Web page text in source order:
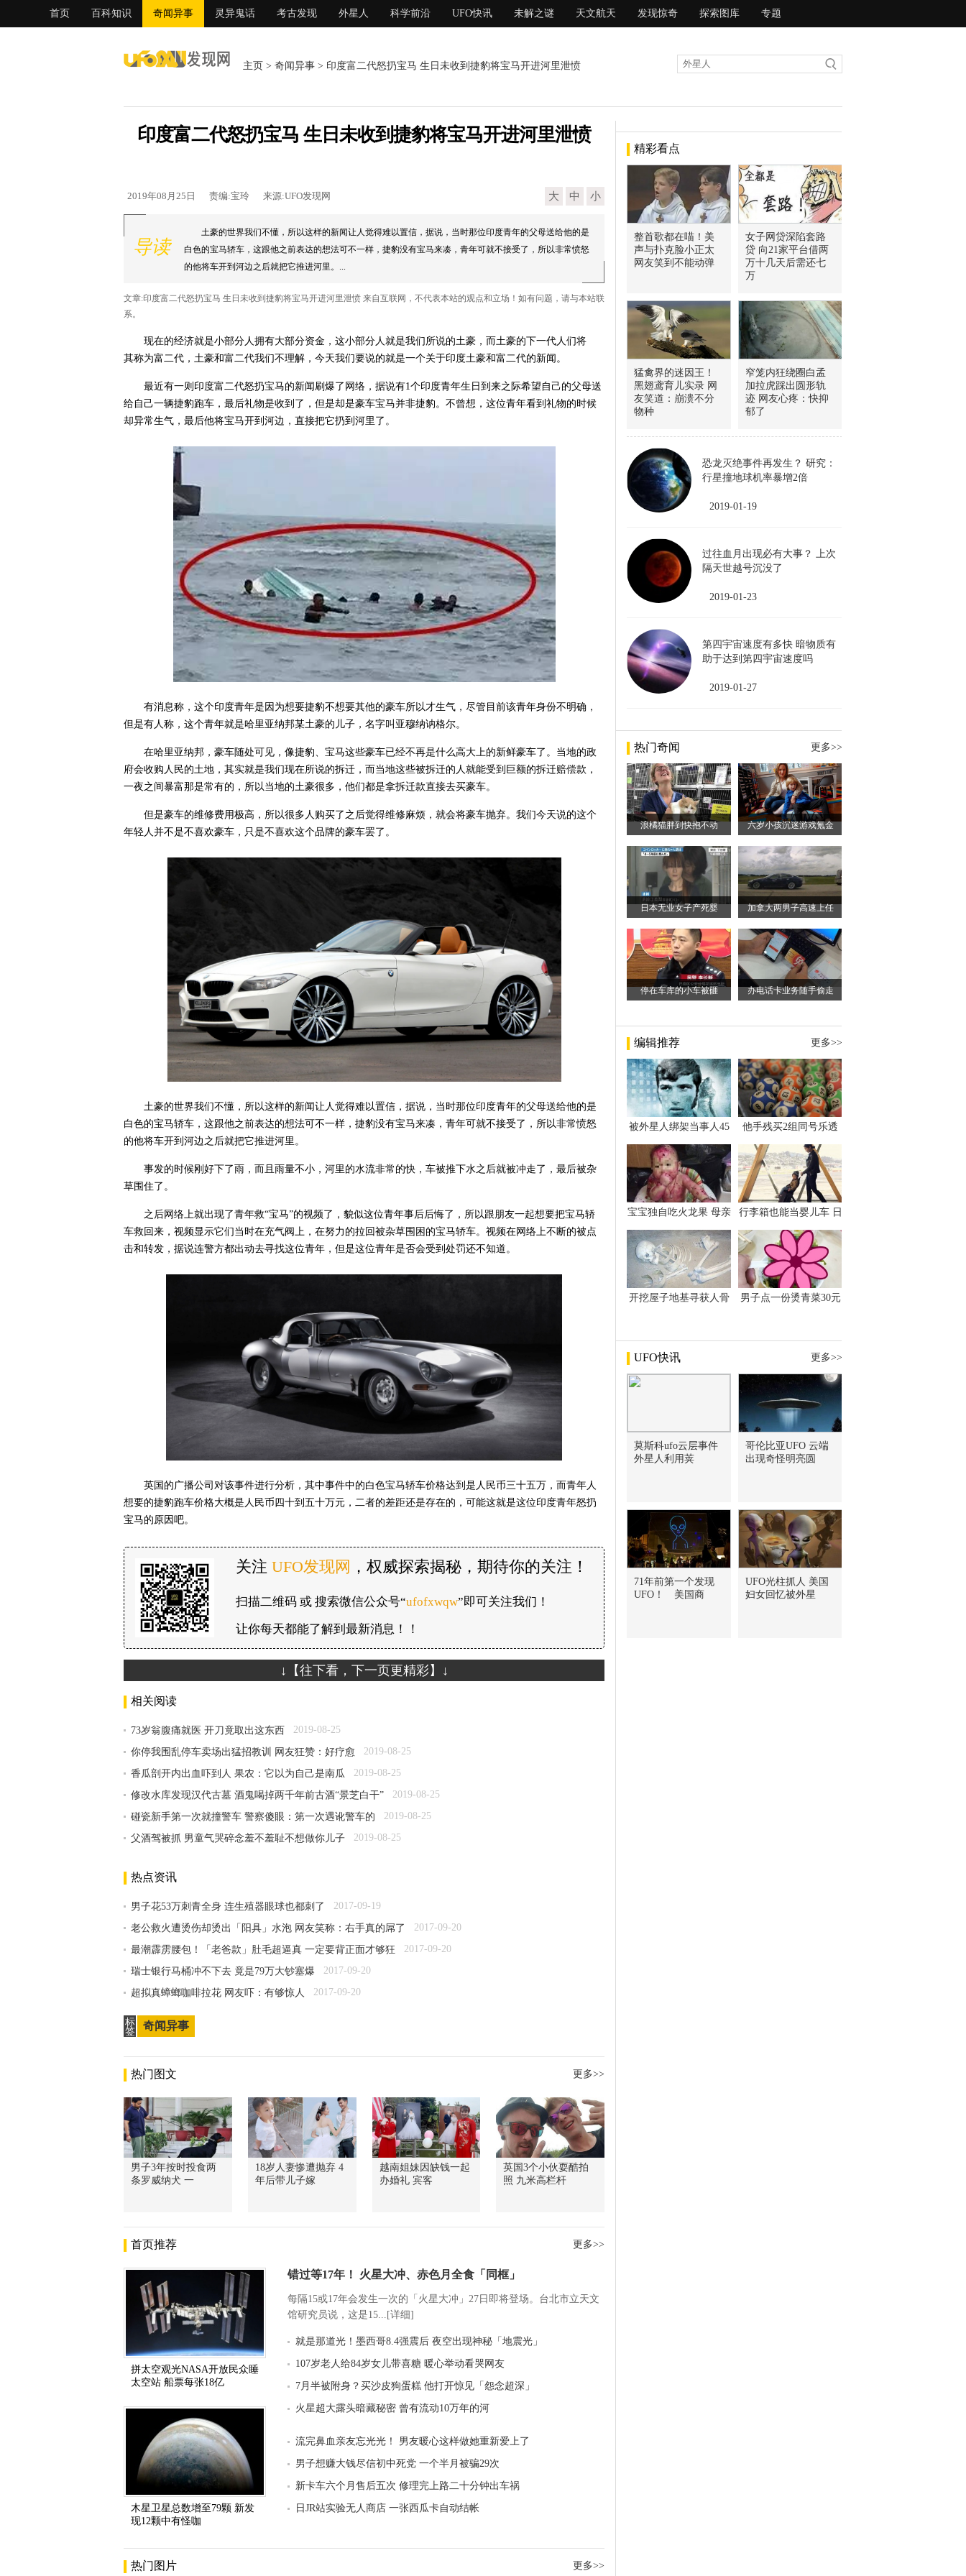
首页 百科知识 奇闻异事 灵异鬼话 考古发现 外星人 科学前沿 UFO快讯 未解之谜 天文航天 发现惊奇 探索图库 专题
主页 > 奇闻异事 > 印度富二代怒扔宝马 生日未收到捷豹将宝马开进河里泄愤
印度富二代怒扔宝马 生日未收到捷豹将宝马开进河里泄愤
2019年08月25日 责编:宝玲 来源:UFO发现网 大 中 小
导读
土豪的世界我们不懂，所以这样的新闻让人觉得难以置信，据说，当时那位印度青年的父母送给他的是
白色的宝马轿车，这跟他之前表达的想法可不一样，捷豹没有宝马来凑，青年可就不接受了，所以非常愤怒
的他将车开到河边之后就把它推进河里。...
文章:印度富二代怒扔宝马 生日未收到捷豹将宝马开进河里泄愤 来自互联网，不代表本站的观点和立场！如有问题，请与本站联
系。
现在的经济就是小部分人拥有大部分资金，这小部分人就是我们所说的土豪，而土豪的下一代人们将
其称为富二代，土豪和富二代我们不理解，今天我们要说的就是一个关于印度土豪和富二代的新闻。
最近有一则印度富二代怒扔宝马的新闻刷爆了网络，据说有1个印度青年生日到来之际希望自己的父母送
给自己一辆捷豹跑车，最后礼物是收到了，但是却是豪车宝马并非捷豹。不曾想，这位青年看到礼物的时候
却异常生气，最后他将宝马开到河边，直接把它扔到河里了。
有消息称，这个印度青年是因为想要捷豹不想要其他的豪车所以才生气，尽管目前该青年身份不明确，
但是有人称，这个青年就是哈里亚纳邦某土豪的儿子，名字叫亚穆纳讷格尔。
在哈里亚纳邦，豪车随处可见，像捷豹、宝马这些豪车已经不再是什么高大上的新鲜豪车了。当地的政
府会收购人民的土地，其实就是我们现在所说的拆迁，而当地这些被拆迁的人就能受到巨额的拆迁赔偿款，
一夜之间暴富那是常有的，所以当地的土豪很多，他们都是拿拆迁款直接去买豪车。
但是豪车的维修费用极高，所以很多人购买了之后觉得维修麻烦，就会将豪车抛弃。我们今天说的这个
年轻人并不是不喜欢豪车，只是不喜欢这个品牌的豪车罢了。
土豪的世界我们不懂，所以这样的新闻让人觉得难以置信，据说，当时那位印度青年的父母送给他的是
白色的宝马轿车，这跟他之前表达的想法可不一样，捷豹没有宝马来凑，青年可就不接受了，所以非常愤怒
的他将车开到河边之后就把它推进河里。
事发的时候刚好下了雨，而且雨量不小，河里的水流非常的快，车被推下水之后就被冲走了，最后被杂
草围住了。
之后网络上就出现了青年救“宝马”的视频了，貌似这位青年事后后悔了，所以跟朋友一起想要把宝马轿
车救回来，视频显示它们当时在充气阀上，在努力的拉回被杂草围困的宝马轿车。视频在网络上不断的被点
击和转发，据说连警方都出动去寻找这位青年，但是这位青年是否会受到处罚还不知道。
英国的广播公司对该事件进行分析，其中事件中的白色宝马轿车价格达到是人民币三十五万，而青年人
想要的捷豹跑车价格大概是人民币四十到五十万元，二者的差距还是存在的，可能这就是这位印度青年怒扔
宝马的原因吧。
关注 UFO发现网 ，权威探索揭秘，期待你的关注！
扫描二维码 或 搜索微信公众号“ufofxwqw”即可关注我们！
让你每天都能了解到最新消息！！
↓【往下看，下一页更精彩】↓
相关阅读
73岁翁腹痛就医 开刀竟取出这东西 2019-08-25
你停我围乱停车卖场出猛招教训 网友狂赞：好疗愈 2019-08-25
香瓜剖开内出血吓到人 果农：它以为自己是南瓜 2019-08-25
修改水库发现汉代古墓 酒鬼喝掉两千年前古酒“景芝白干” 2019-08-25
碰瓷新手第一次就撞警车 警察傻眼：第一次遇讹警车的 2019-08-25
父酒驾被抓 男童气哭碎念羞不羞耻不想做你儿子 2019-08-25
热点资讯
男子花53万刺青全身 连生殖器眼球也都刺了 2017-09-19
老公救火遭烫伤却烫出「阳具」水泡 网友笑称：右手真的屌了 2017-09-20
最潮霹雳腰包！「老爸款」肚毛超逼真 一定要背正面才够狂 2017-09-20
瑞士银行马桶冲不下去 竟是79万大钞塞爆 2017-09-20
超拟真蟑螂咖啡拉花 网友吓：有够惊人 2017-09-20
标
签
奇闻异事
热门图文 更多>>
男子3年按时投食两
条罗威纳犬 一
18岁人妻惨遭抛弃 4
年后带儿子嫁
越南姐妹因缺钱一起
办婚礼 宾客
英国3个小伙耍酷拍
照 九米高栏杆
首页推荐 更多>>
拼太空观光NASA开放民众睡
太空站 船票每张18亿
木星卫星总数增至79颗 新发
现12颗中有怪咖
错过等17年！ 火星大冲、赤色月全食「同框」
每隔15或17年会发生一次的「火星大冲」27日即将登场。台北市立天文
馆研究员说，这是15...[详细]
就是那道光！墨西哥8.4强震后 夜空出现神秘「地震光」
107岁老人给84岁女儿带喜糖 暖心举动看哭网友
7月半被附身？买沙皮狗蛋糕 他打开惊见「怨念超深」
火星超大露头暗藏秘密 曾有流动10万年的河
流完鼻血亲友忘光光！ 男友暖心这样做她重新爱上了
男子想赚大钱尽信初中死党 一个半月被骗29次
新卡车六个月售后五次 修理完上路二十分钟出车祸
日JR站实验无人商店 一张西瓜卡自动结帐
热门图片 更多>>
精彩看点
整首歌都在喵！美
声与扑克脸小正太
网友笑到不能动弹
女子网贷深陷套路
贷 向21家平台借两
万十几天后需还七
万
猛禽界的迷因王！
黑翅鸢育儿实录 网
友笑道：崩溃不分
物种
窄笼内狂绕圈白孟
加拉虎踩出圆形轨
迹 网友心疼：快抑
郁了
恐龙灭绝事件再发生？ 研究：
行星撞地球机率暴增2倍
2019-01-19
过往血月出现必有大事？ 上次
隔天世越号沉没了
2019-01-23
第四宇宙速度有多快 暗物质有
助于达到第四宇宙速度吗
2019-01-27
热门奇闻 更多>>
浪橘猫胖到快抱不动 六岁小孩沉迷游戏氪金
日本无业女子产死婴 加拿大两男子高速上任
停在车库的小车被砸 办电话卡业务随手偷走
编辑推荐 更多>>
被外星人绑架当事人45
斯卡古拉事件
他手残买2组同号乐透
万
宝宝独自吃火龙果 母亲
行李箱也能当婴儿车 日
开挖屋子地基寻获人骨
男子点一份烫青菜30元
UFO快讯 更多>>
莫斯科ufo云层事件
外星人利用荚
哥伦比亚UFO 云端
出现奇怪明亮圆
71年前第一个发现
UFO！ 美国商
UFO光柱抓人 美国
妇女回忆被外星